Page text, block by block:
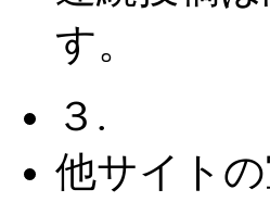
す。
３.
他サイト